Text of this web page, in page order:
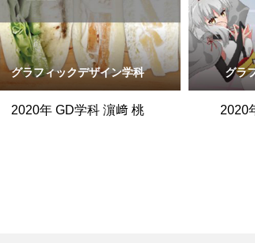
グラフィックデザイン学科
2020年 GD学科 濵﨑 桃
グラ
2020